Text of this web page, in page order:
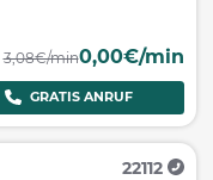
3,08€/min0,00€/min
GRATIS ANRUF
22112